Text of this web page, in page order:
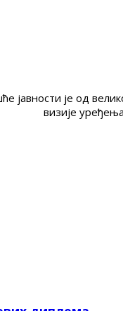
јавности је од
визије